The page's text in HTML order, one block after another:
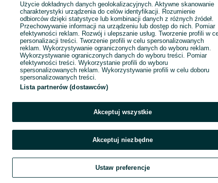
Użycie dokładnych danych geolokalizacyjnych. Aktywne skanowanie
charakterystyki urządzenia do celów identyfikacji. Rozumienie
odbiorców dzięki statystyce lub kombinacji danych z różnych źródeł.
Przechowywanie informacji na urządzeniu lub dostęp do nich. Pomiar
efektywności reklam. Rozwój i ulepszanie usług. Tworzenie profili w
personalizacji treści. Tworzenie profili w celu spersonalizowanych
reklam. Wykorzystywanie ograniczonych danych do wyboru reklam.
Wykorzystywanie ograniczonych danych do wyboru treści. Pomiar
efektywności treści. Wykorzystanie profili do wyboru
spersonalizowanych reklam. Wykorzystywanie profili w celu doboru
spersonalizowanych treści.
Lista partnerów (dostawców)
Akceptuj wszystkie
Akceptuj niezbędne
Ustaw preferencje